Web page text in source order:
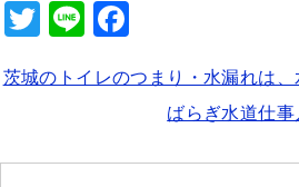
T
tt
Li
e c
b
茨城のトイレのつまり・水漏れは
ばらぎ水道仕事